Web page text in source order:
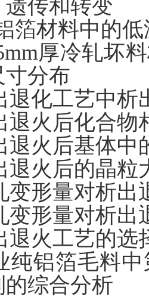
遗传和转变
箔材料中的
厚冷轧坏
寸分布
退化工艺中
退火后化合
退火后基体中
退火后的晶粒
变形量对析出
变形量对析出
退火工艺的选
纯铝箔毛料
综合分析